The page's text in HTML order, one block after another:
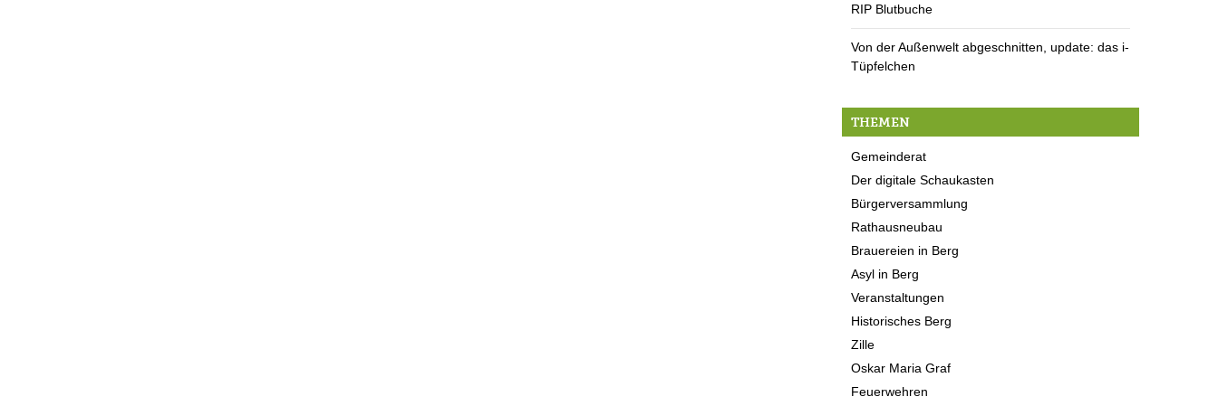
RIP Blutbuche
Von der Außenwelt abgeschnitten, update: das i-
Tüpfelchen
THEMEN
Gemeinderat
Der digitale Schaukasten
Bürgerversammlung
Rathausneubau
Brauereien in Berg
Asyl in Berg
Veranstaltungen
Historisches Berg
Zille
Oskar Maria Graf
Feuerwehren